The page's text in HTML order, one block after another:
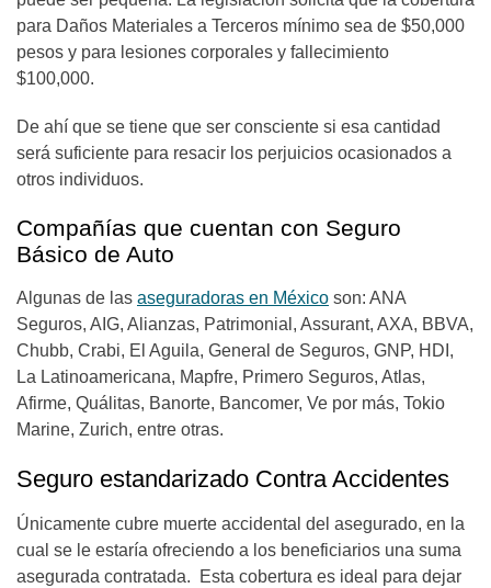
para Daños Materiales a Terceros mínimo sea de $50,000
pesos y para lesiones corporales y fallecimiento
$100,000.
De ahí que se tiene que ser consciente si esa cantidad
será suficiente para resacir los perjuicios ocasionados a
otros individuos.
Compañías que cuentan con Seguro
Básico de Auto
Algunas de las aseguradoras en México son: ANA
Seguros, AIG, Alianzas, Patrimonial, Assurant, AXA, BBVA,
Chubb, Crabi, El Aguila, General de Seguros, GNP, HDI,
La Latinoamericana, Mapfre, Primero Seguros, Atlas,
Afirme, Quálitas, Banorte, Bancomer, Ve por más, Tokio
Marine, Zurich, entre otras.
Seguro estandarizado Contra Accidentes
Únicamente cubre muerte accidental del asegurado, en la
cual se le estaría ofreciendo a los beneficiarios una suma
asegurada contratada. Esta cobertura es ideal para dejar